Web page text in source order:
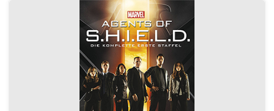
Homecoming
(2017,
Marvel
Studios,
Sony